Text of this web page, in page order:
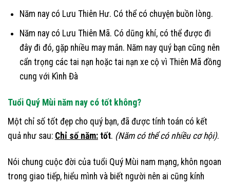
Năm nay có Lưu Thiên Hư. Có thể có chuyện buồn lòng.
Năm nay có Lưu Thiên Mã. Có dũng khí, có thể được đi
đây đi đó, gặp nhiều may mắn. Năm nay quý bạn cũng nên
cẩn trọng các tai nạn hoặc tai nạn xe cộ vì Thiên Mã đồng
cung với Kình Đà
Tuổi Quý Mùi năm nay có tốt không?
Một chỉ số tốt đẹp cho quý bạn, đã được tính toán có kết
quả như sau: Chỉ số năm: tốt. (Năm có thể có nhiều cơ hội).
Nói chung cuộc đời của tuổi Quý Mùi nam mạng, khôn ngoan
trong giao tiếp, hiểu mình và biết người nên ai cũng kính